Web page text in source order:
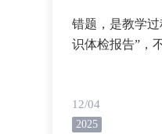
错题，是教学
识体检报告”，
据。
12/04
2025